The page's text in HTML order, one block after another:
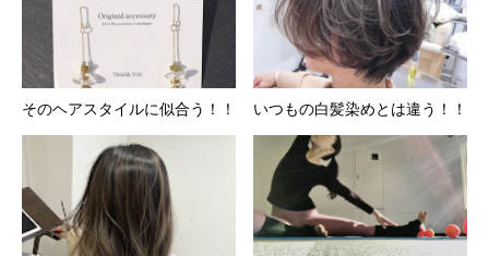
そのヘアスタイルに似合う！！ いつもの白髪染めとは違う！！